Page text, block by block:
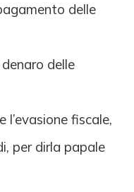
delle
delle
fiscale,
per dirla papale